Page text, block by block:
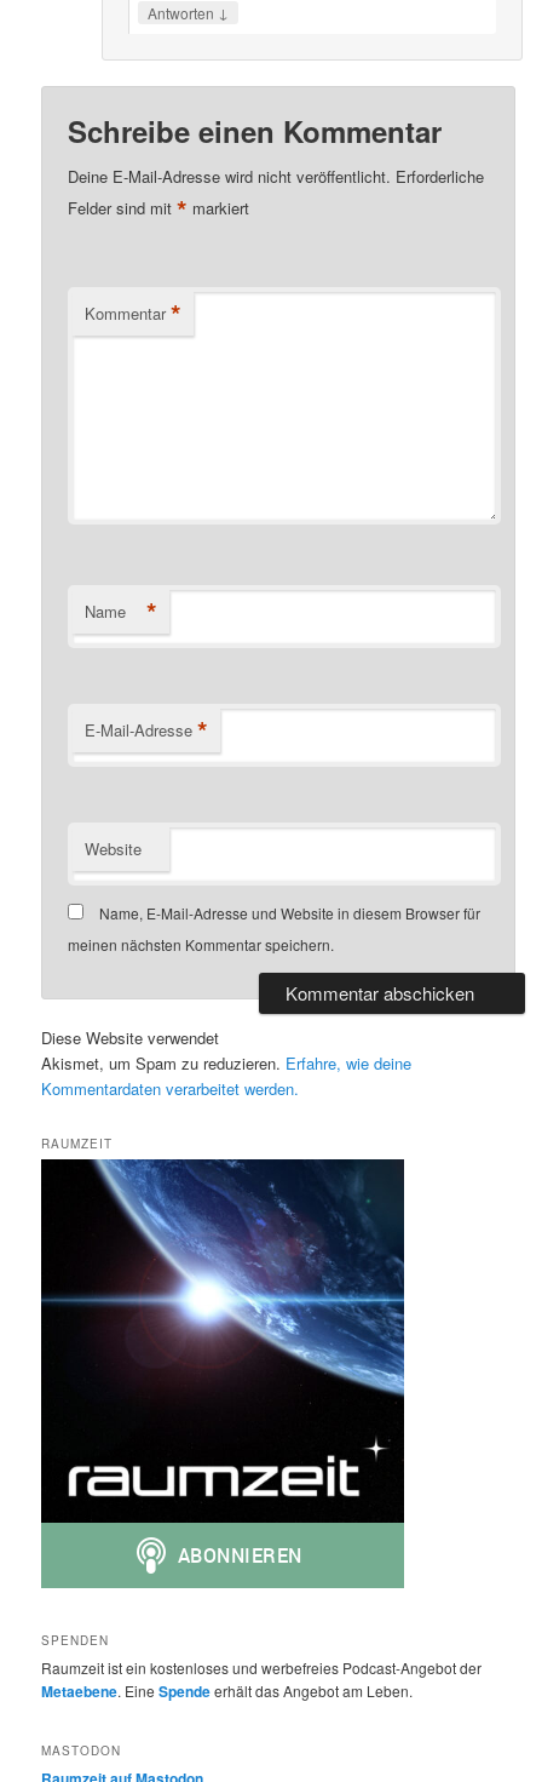
Antworten ↓
Schreibe einen Kommentar
Deine E-Mail-Adresse wird nicht veröffentlicht. Erforderliche
Felder sind mit* markiert
Kommentar *
Name *
E-Mail-Adresse *
Website
Name, E-Mail-Adresse und Website in diesem Browser für
meinen nächsten Kommentar speichern.
Diese Website verwendet
Akismet, um Spam zu reduzieren. Erfahre, wie deine
Kommentardaten verarbeitet werden.
RAUMZEIT
SPENDEN
Raumzeit ist ein kostenloses und werbefreies Podcast-Angebot der
Metaebene. EineSpendeerhält das Angebot am Leben.
MASTODON